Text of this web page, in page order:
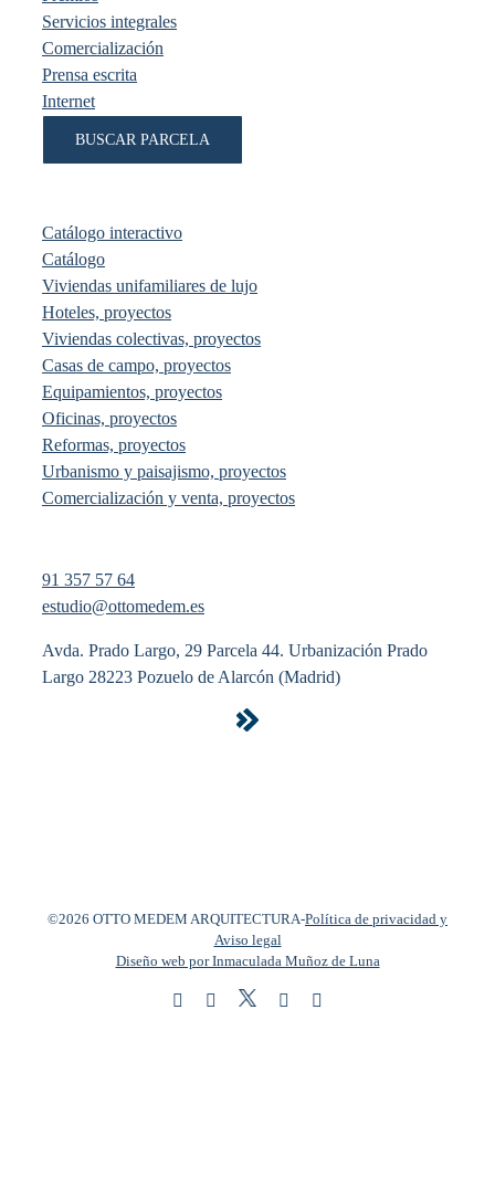
Servicios integrales
Comercialización
Prensa escrita
Internet
BUSCAR PARCELA
Catálogo interactivo
Catálogo
Viviendas unifamiliares de lujo
Hoteles, proyectos
Viviendas colectivas, proyectos
Casas de campo, proyectos
Equipamientos, proyectos
Oficinas, proyectos
Reformas, proyectos
Urbanismo y paisajismo, proyectos
Comercialización y venta, proyectos
91 357 57 64
estudio@ottomedem.es
Avda. Prado Largo, 29 Parcela 44. Urbanización Prado
Largo 28223 Pozuelo de Alarcón (Madrid)
©2026 OTTO MEDEM ARQUITECTURA-Política de privacidad y
Aviso legal
Diseño web por Inmaculada Muñoz de Luna
InstagramFacebook
Twitter LinkedIn